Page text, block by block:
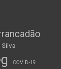
COVID-19